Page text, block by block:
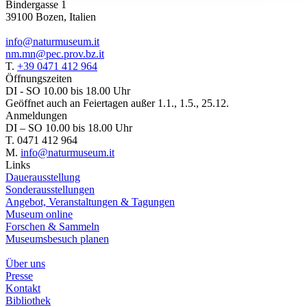
Bindergasse 1
39100 Bozen, Italien
info@naturmuseum.it
nm.mn@pec.prov.bz.it
T. +39 0471 412 964
Öffnungszeiten
DI - SO 10.00 bis 18.00 Uhr
Geöffnet auch an Feiertagen außer 1.1., 1.5., 25.12.
Anmeldungen
DI – SO 10.00 bis 18.00 Uhr
T. 0471 412 964
M. info@naturmuseum.it
Links
Dauerausstellung
Sonderausstellungen
Angebot, Veranstaltungen & Tagungen
Museum online
Forschen & Sammeln
Museumsbesuch planen
Über uns
Presse
Kontakt
Bibliothek